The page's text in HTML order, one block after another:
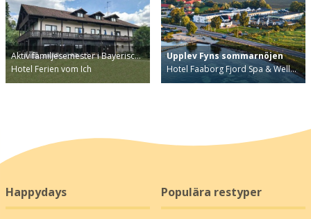
Aktiv familjesemester i Bayerisc…
Hotel Ferien vom Ich
Upplev Fyns sommarnöjen
Hotel Faaborg Fjord Spa & Well…
Happydays Populära restyper